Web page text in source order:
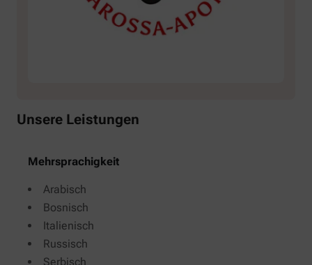
Unsere Leistungen
Mehrsprachigkeit
Arabisch
Bosnisch
Italienisch
Russisch
Serbisch